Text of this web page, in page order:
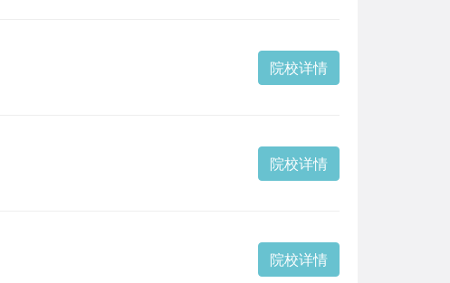
院校详情
院校详情
院校详情